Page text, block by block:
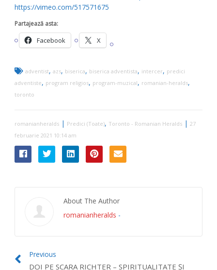
https://vimeo.com/517571675
Partajează asta:
Facebook X
adventist, azs, biserica, biserica adventista, intercer, predici
adventiste, program religios, program-muzical, romanian-heralds,
toronto
romanianheralds | Predici (Toate), Toronto - Romanian Heralds | 27
februarie 2021 10:14 am
About The Author
romanianheralds -
Previous
DOI PE SCARA RICHTER – SPIRITUALITATE ȘI